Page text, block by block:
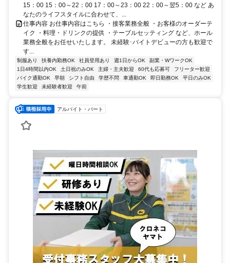
15：00 15：00～22：00 17：00～23：00 22：00～翌5：00 など あ
なたのライフスタイルに合わせて、...
仕事内容 お仕事内容はこちら ・接客業務全般 ・お客様のオーダーテ
イク ・料理・ドリンクの提供 ・テーブルセッティング など、ホール
業務全般をお任せいたします。 未経験･バイトデビューの方も歓迎で
す...
制服あり 扶養内勤務OK 社員登用あり 週1日からOK
副業・WワークOK
1日4時間以内OK
土日祝のみOK 主婦・主夫歓迎 60代も応募可
フリーター歓迎
バイク通勤OK
早朝 シフト自由 学歴不問 車通勤OK 即日勤務OK
平日のみOK
学生歓迎
未経験者歓迎 午前
アルバイト・パート